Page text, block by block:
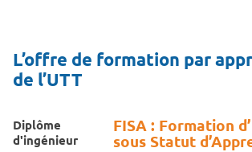
L’offre de formation par
de l’UTT
Diplôme
d'ingénieur
FISA : Formation
sous Statut